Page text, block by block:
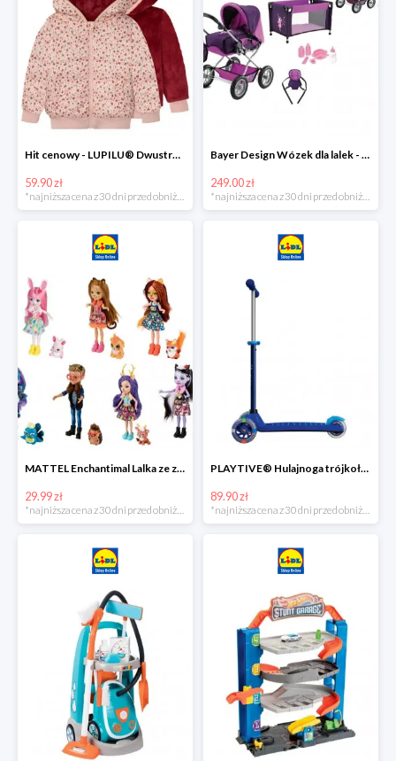
Hit cenowy - LUPILU® Dwustronna kurtka pikowana dziewczęca
59.90 zł
*najniższa cena z 30 dni przed obniżką
Bayer Design Wózek dla lalek - megazestaw
249.00 zł
*najniższa cena z 30 dni przed obniżką
MATTEL Enchantimal Lalka ze zwierzątkiem
29.99 zł
*najniższa cena z 30 dni przed obniżką
PLAYTIVE® Hulajnoga trójkołowa Tri Scooter z diodami LED
89.90 zł
*najniższa cena z 30 dni przed obniżką